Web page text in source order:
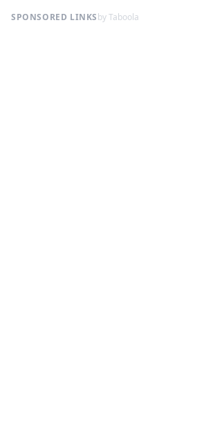
SPONSORED LINKSby Taboola